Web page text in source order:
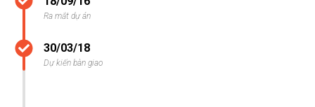
Ra mắt dự án
30/03/18
Dự kiến bàn giao